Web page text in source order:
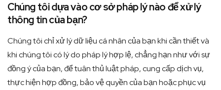
Chúng tôi dựa vào cơ sở pháp lý nào để xử lý
thông tin của bạn?
Chúng tôi chỉ xử lý dữ liệu cá nhân của bạn khi cần thiết và
khi chúng tôi có lý do pháp lý hợp lệ, chẳng hạn như với sự
đồng ý của bạn, để tuân thủ luật pháp, cung cấp dịch vụ,
thực hiện hợp đồng, bảo vệ quyền của bạn hoặc phục vụ